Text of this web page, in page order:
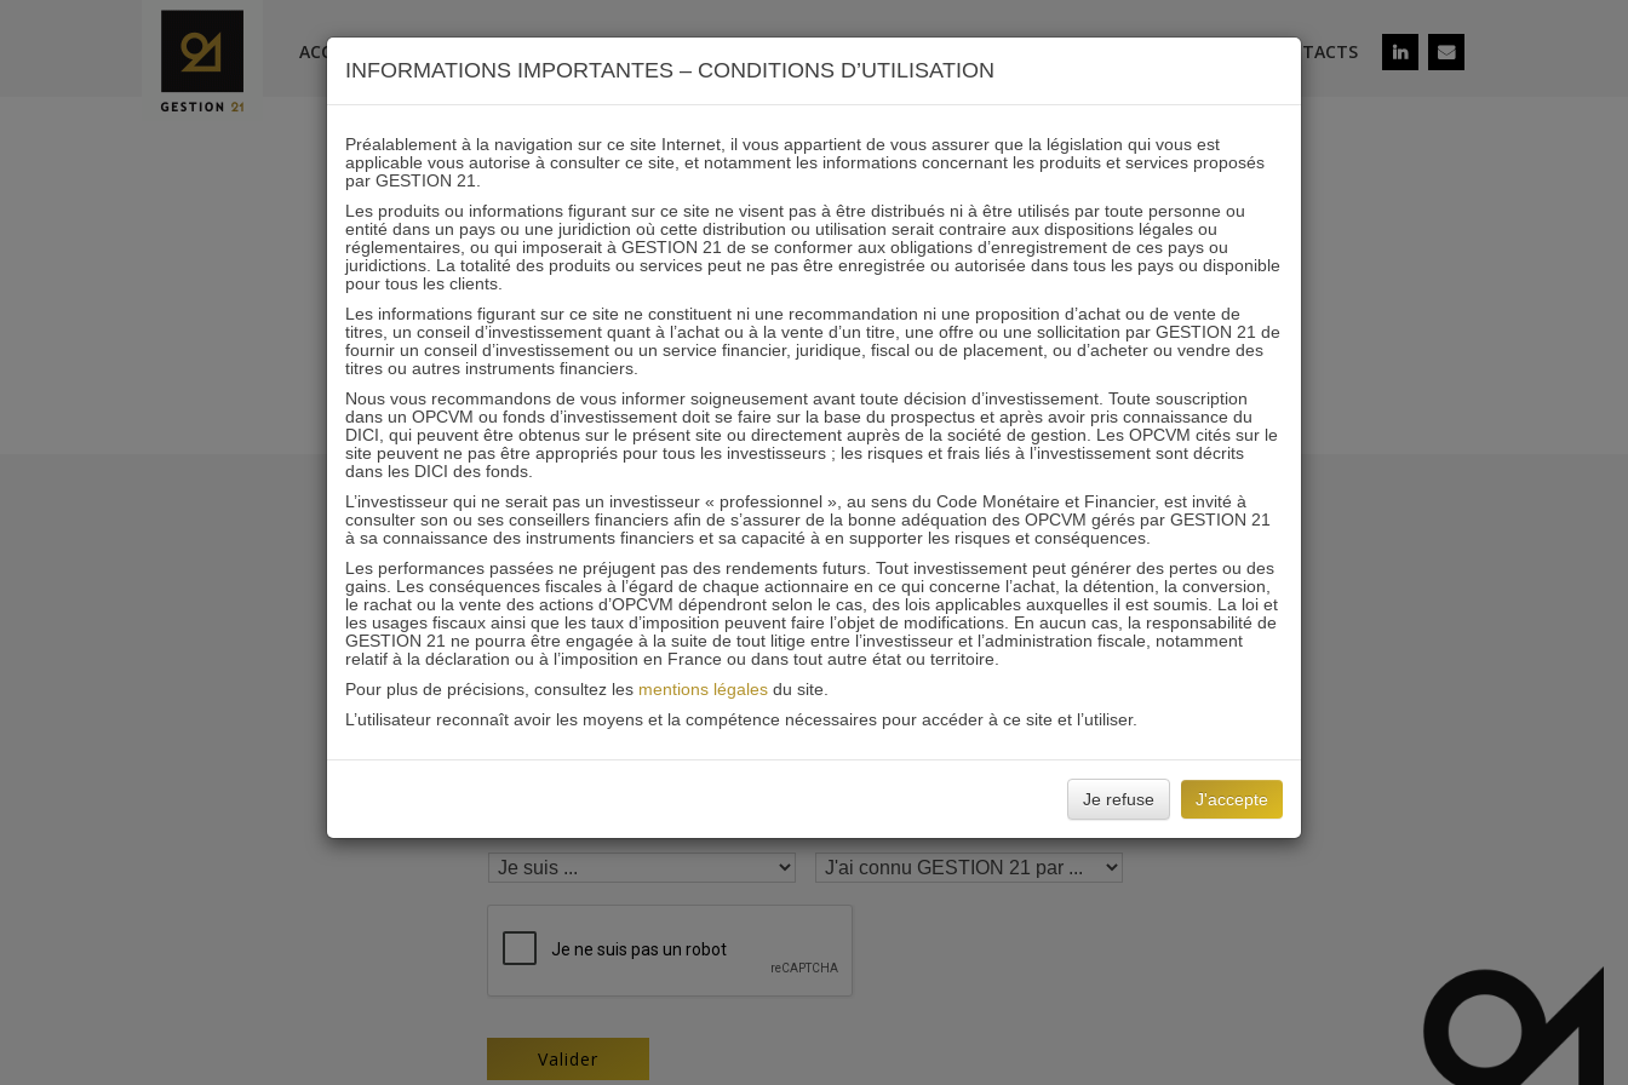
ACCUEIL CONTACTS
Scénarios de performances I21 ID 2308
31.08.2023 - Partagez l'article sur
Article précédent Article suivant
RESTER INFORMÉ
Recevoir nos newsletters
INFORMATIONS IMPORTANTES – CONDITIONS D’UTILISATION
Préalablement à la navigation sur ce site Internet, il vous appartient de vous assurer que la législation qui vous est
applicable vous autorise à consulter ce site, et notamment les informations concernant les produits et services proposés
par GESTION 21.
Les produits ou informations figurant sur ce site ne visent pas à être distribués ni à être utilisés par toute personne ou
entité dans un pays ou une juridiction où cette distribution ou utilisation serait contraire aux dispositions légales ou
réglementaires, ou qui imposerait à GESTION 21 de se conformer aux obligations d’enregistrement de ces pays ou
juridictions. La totalité des produits ou services peut ne pas être enregistrée ou autorisée dans tous les pays ou disponible
pour tous les clients.
Les informations figurant sur ce site ne constituent ni une recommandation ni une proposition d’achat ou de vente de
titres, un conseil d’investissement quant à l’achat ou à la vente d’un titre, une offre ou une sollicitation par GESTION 21 de
fournir un conseil d’investissement ou un service financier, juridique, fiscal ou de placement, ou d’acheter ou vendre des
titres ou autres instruments financiers.
Nous vous recommandons de vous informer soigneusement avant toute décision d’investissement. Toute souscription
dans un OPCVM ou fonds d’investissement doit se faire sur la base du prospectus et après avoir pris connaissance du
DICI, qui peuvent être obtenus sur le présent site ou directement auprès de la société de gestion. Les OPCVM cités sur le
site peuvent ne pas être appropriés pour tous les investisseurs ; les risques et frais liés à l’investissement sont décrits
dans les DICI des fonds.
L’investisseur qui ne serait pas un investisseur « professionnel », au sens du Code Monétaire et Financier, est invité à
consulter son ou ses conseillers financiers afin de s’assurer de la bonne adéquation des OPCVM gérés par GESTION 21
à sa connaissance des instruments financiers et sa capacité à en supporter les risques et conséquences.
Les performances passées ne préjugent pas des rendements futurs. Tout investissement peut générer des pertes ou des
gains. Les conséquences fiscales à l’égard de chaque actionnaire en ce qui concerne l’achat, la détention, la conversion,
le rachat ou la vente des actions d’OPCVM dépendront selon le cas, des lois applicables auxquelles il est soumis. La loi et
les usages fiscaux ainsi que les taux d’imposition peuvent faire l’objet de modifications. En aucun cas, la responsabilité de
GESTION 21 ne pourra être engagée à la suite de tout litige entre l’investisseur et l’administration fiscale, notamment
relatif à la déclaration ou à l’imposition en France ou dans tout autre état ou territoire.
Pour plus de précisions, consultez les mentions légalesdu site.
L’utilisateur reconnaît avoir les moyens et la compétence nécessaires pour accéder à ce site et l’utiliser.
Je refuse J'accepte